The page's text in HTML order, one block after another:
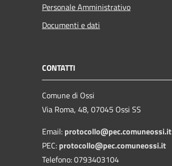
Personale Amministrativo
Documenti e dati
CONTATTI
Comune di Ossi
Via Roma, 48, 07045 Ossi SS
Email: protocollo@pec.comuneossi.it
PEC: protocollo@pec.comuneossi.it
Telefono: 0793403104